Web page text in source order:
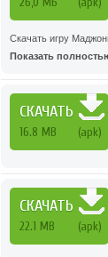
Скачать игру
Показать
СКАЧАТЬ
16.8 MB (apk)
СКАЧАТЬ
22.1 MB (apk)